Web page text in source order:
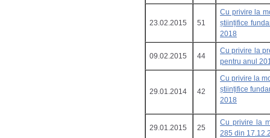
23.02.2015 51
Cu privire la
științifice
2018
09.02.2015 44
Cu privire la
pentru anul
29.01.2014 42
Cu privire la
științifice
2018
29.01.2015 25
Cu privire la
285 din